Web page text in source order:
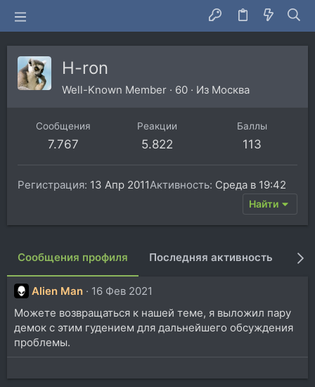
H-ron
Well-Known Member · 60 · Из Москва
Сообщения
7.767
Реакции
5.822
Баллы
113
Регистрация 13 Апр 2011Активность Среда в 19:42
Найти
Сообщения профиля Последняя активность
Alien Man
16 Фев 2021
Можете возвращаться к нашей теме, я выложил пару
демок с этим гудением для дальнейшего обсуждения
проблемы.